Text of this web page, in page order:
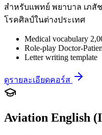
สำหรับแพทย์ พยาบาล เภสั
โรคศิลป์ในต่างประเทศ
Medical vocabulary
Role-play Doctor-
Letter writing template
ดูรายละเอียดคอร์ส
Aviation English